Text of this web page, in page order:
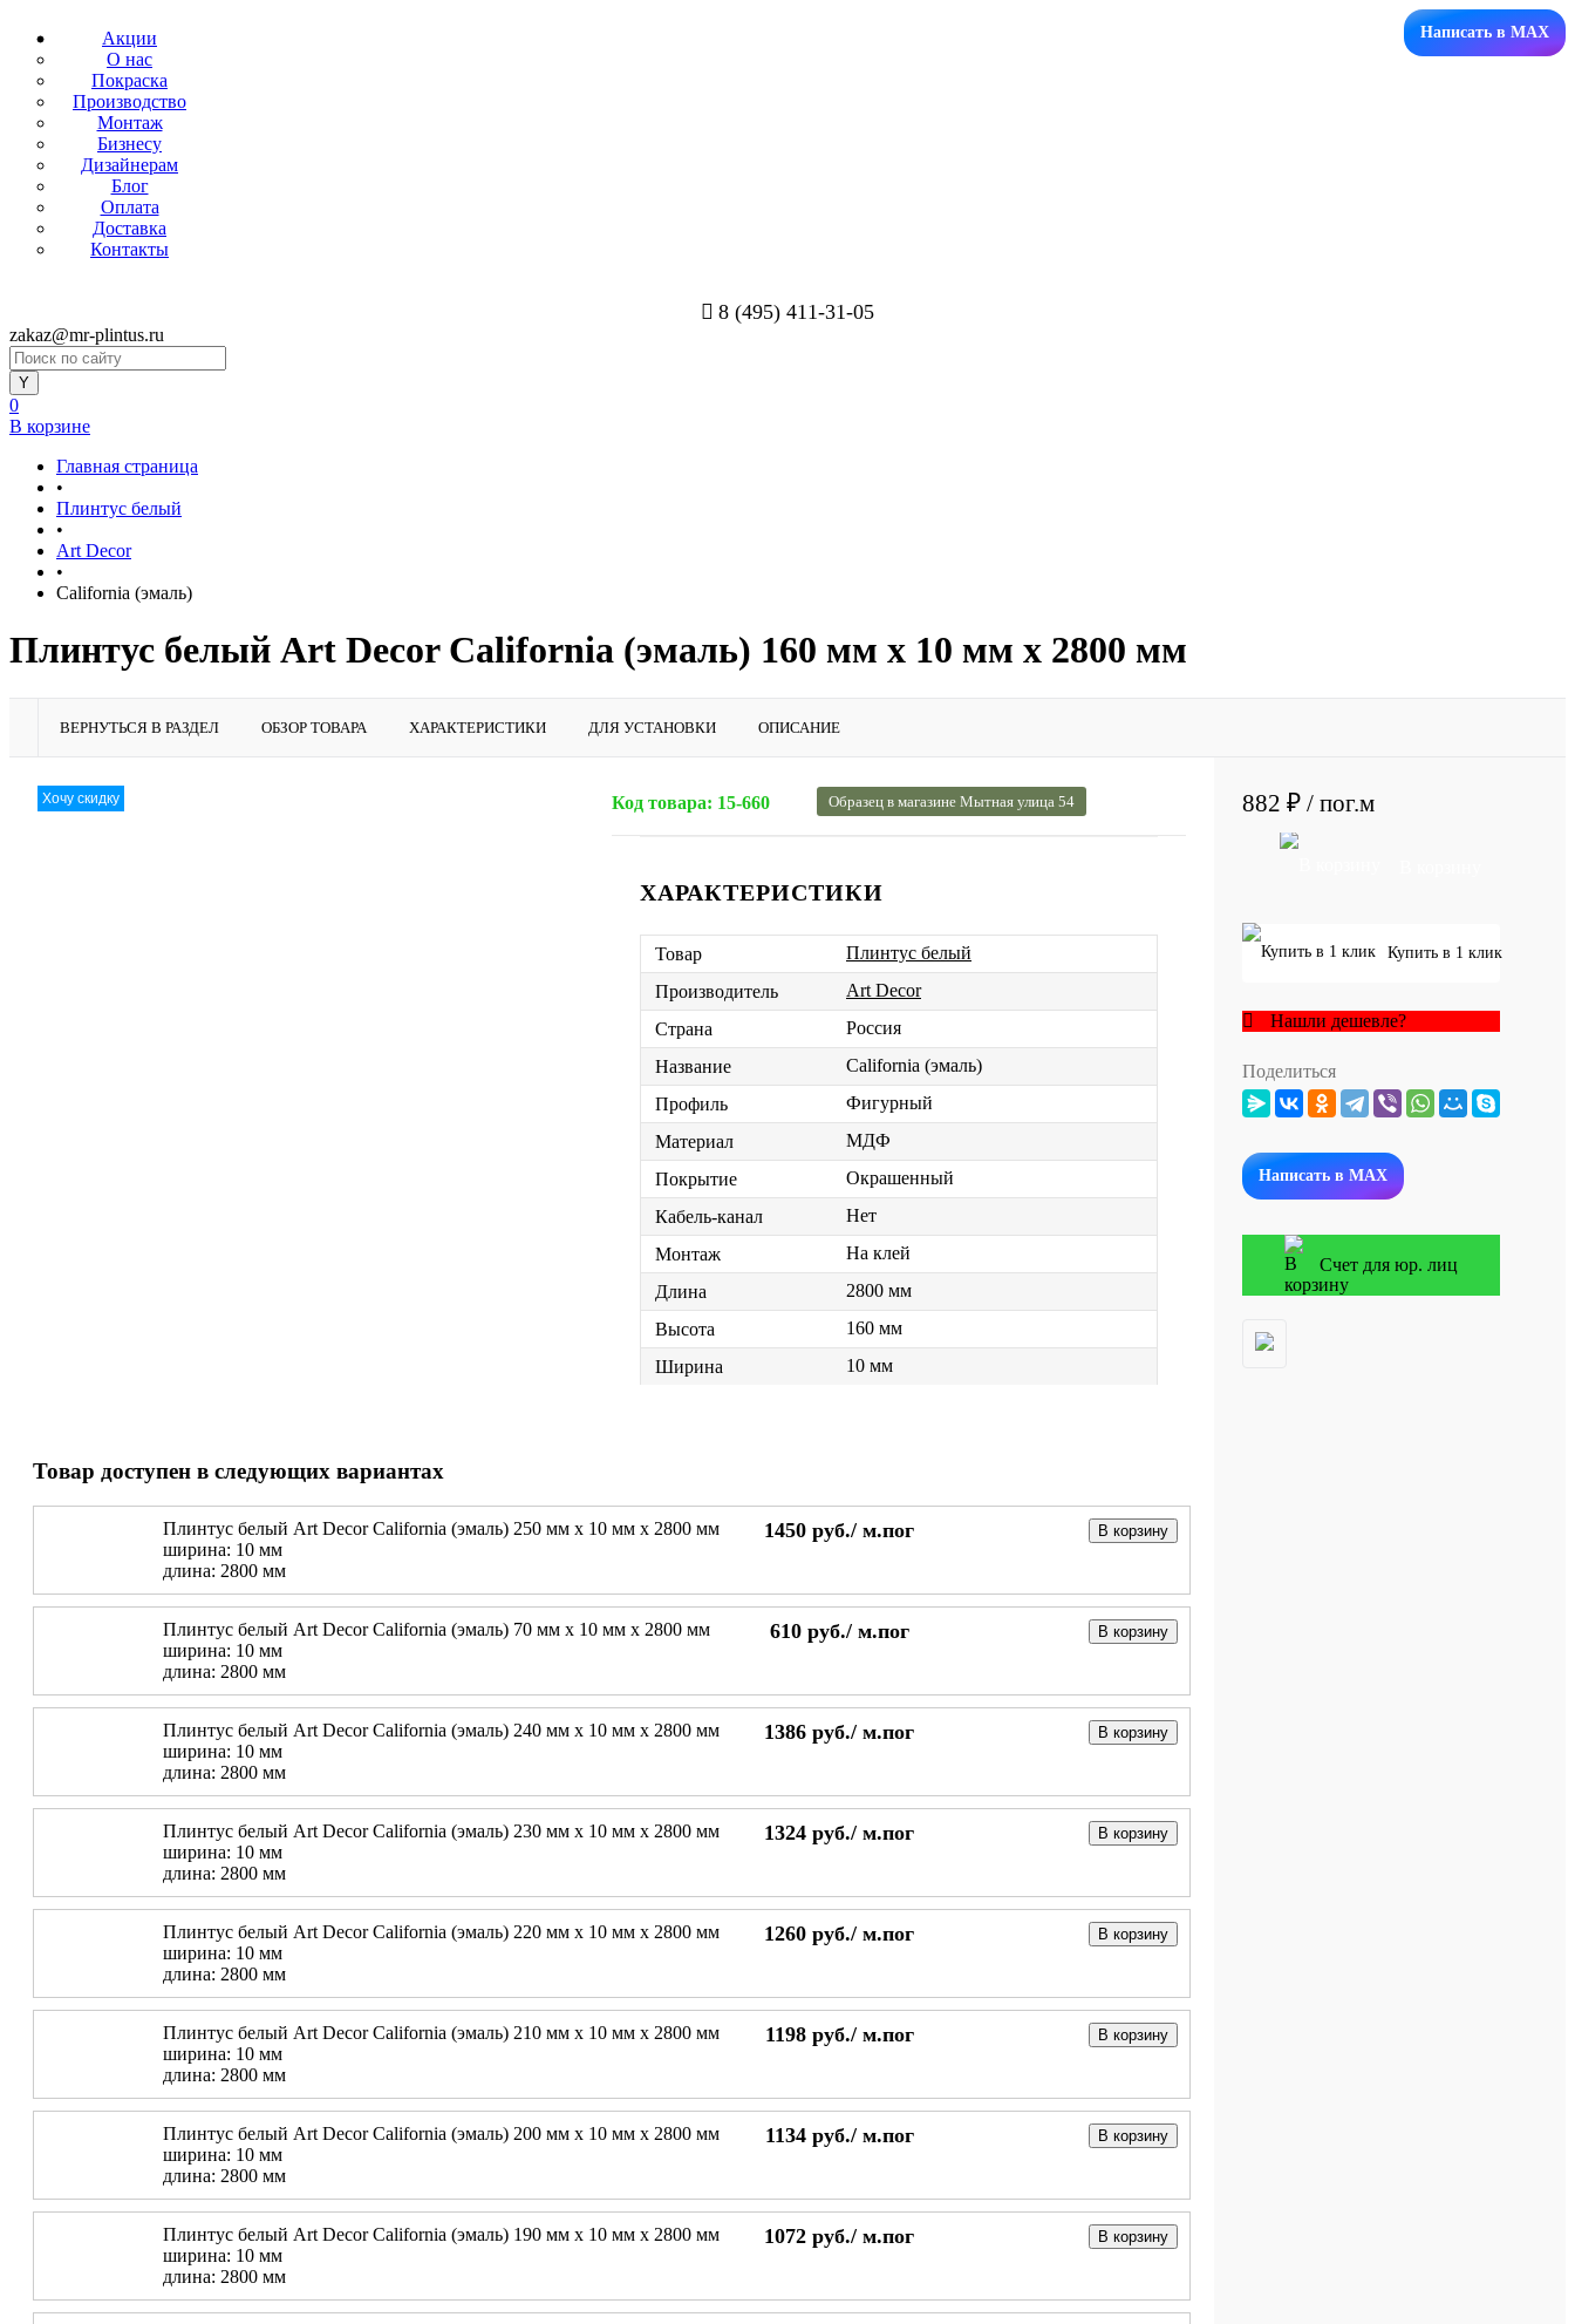
Акции
О нас
Покраска
Производство
Монтаж
Бизнесу
Дизайнерам
Блог
Оплата
Доставка
Контакты
Написать в MAX
8 (495) 411-31-05
zakaz@mr-plintus.ru
0
В корзине
Главная страница
•
Плинтус белый
•
Art Decor
•
California (эмаль)
Плинтус белый Art Decor California (эмаль) 160 мм х 10 мм х 2800 мм
ВЕРНУТЬСЯ В РАЗДЕЛ ОБЗОР ТОВАРА ХАРАКТЕРИСТИКИ ДЛЯ УСТАНОВКИ ОПИСАНИЕ
Хочу скидку Код товара: 15-660 Образец в магазине Мытная улица 54
ХАРАКТЕРИСТИКИ
Товар
Плинтус белый
Производитель
Art Decor
Страна
Россия
Название
California (эмаль)
Профиль
Фигурный
Материал
МДФ
Покрытие
Окрашенный
Кабель-канал
Нет
Монтаж
На клей
Длина
2800 мм
Высота
160 мм
Ширина
10 мм
Товар доступен в следующих вариантах
Плинтус белый Art Decor California (эмаль) 250 мм х 10 мм х 2800 мм
ширина: 10 мм
длина: 2800 мм
1450 руб./ м.пог В корзину
Плинтус белый Art Decor California (эмаль) 70 мм х 10 мм х 2800 мм
ширина: 10 мм
длина: 2800 мм
610 руб./ м.пог В корзину
Плинтус белый Art Decor California (эмаль) 240 мм х 10 мм х 2800 мм
ширина: 10 мм
длина: 2800 мм
1386 руб./ м.пог В корзину
Плинтус белый Art Decor California (эмаль) 230 мм х 10 мм х 2800 мм
ширина: 10 мм
длина: 2800 мм
1324 руб./ м.пог В корзину
Плинтус белый Art Decor California (эмаль) 220 мм х 10 мм х 2800 мм
ширина: 10 мм
длина: 2800 мм
1260 руб./ м.пог В корзину
Плинтус белый Art Decor California (эмаль) 210 мм х 10 мм х 2800 мм
ширина: 10 мм
длина: 2800 мм
1198 руб./ м.пог В корзину
Плинтус белый Art Decor California (эмаль) 200 мм х 10 мм х 2800 мм
ширина: 10 мм
длина: 2800 мм
1134 руб./ м.пог В корзину
Плинтус белый Art Decor California (эмаль) 190 мм х 10 мм х 2800 мм
ширина: 10 мм
длина: 2800 мм
1072 руб./ м.пог В корзину
882 ₽ / пог.м
Купить в 1 клик
Нашли дешевле?
Поделиться
Написать в MAX
Счет для юр. лиц